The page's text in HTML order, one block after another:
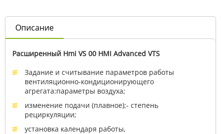
Описание
Расширенный Hmi VS 00 HMI Advanced VTS
Задание и считывание параметров работы
вентиляционно-кондиционирующего
агрегата:параметры воздуха;
изменение подачи (плавное);- степень
рециркуляции;
установка календаря работы,